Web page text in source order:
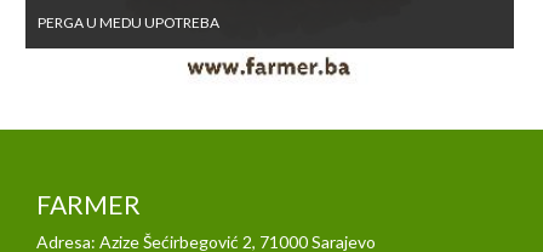
PERGA U MEDU UPOTREBA
FARMER
Adresa: Azize Šećirbegović 2, 71000 Sarajevo